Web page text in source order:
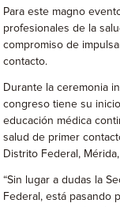
Para este magno
profesionales de la
compromiso de
contacto.
Durante la ceremonia
congreso tiene su
educación médica
salud de primer
Distrito Federal,
“Sin lugar a dudas la
Federal, está pasando